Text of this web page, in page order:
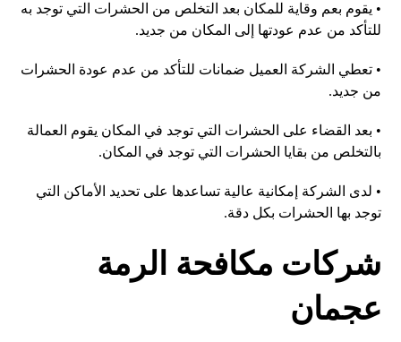
• يقوم بعم وقاية للمكان بعد التخلص من الحشرات التي توجد به
للتأكد من عدم عودتها إلى المكان من جديد.
• تعطي الشركة العميل ضمانات للتأكد من عدم عودة الحشرات
من جديد.
• بعد القضاء على الحشرات التي توجد في المكان يقوم العمالة
بالتخلص من بقايا الحشرات التي توجد في المكان.
• لدى الشركة إمكانية عالية تساعدها على تحديد الأماكن التي
توجد بها الحشرات بكل دقة.
شركات مكافحة الرمة
عجمان